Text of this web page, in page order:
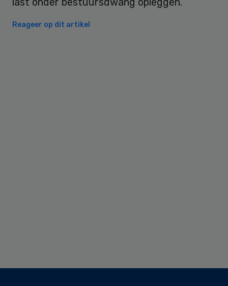
Reageer op dit artikel